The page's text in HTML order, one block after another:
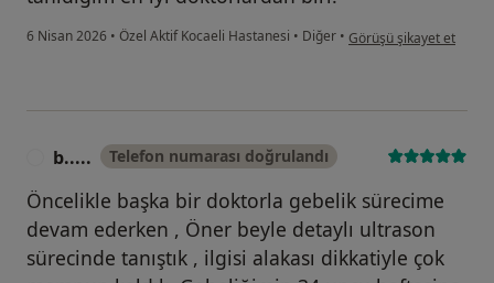
6 Nisan 2026 • Özel Aktif Kocaeli Hastanesi • Diğer • kullanıcının görüşüne
Görüşü şikayet et
b..... Telefon numarası doğrulandı
Öncelikle başka bir doktorla gebelik sürecime
devam ederken , Öner beyle detaylı ultrason
sürecinde tanıştık , ilgisi alakası dikkatiyle çok